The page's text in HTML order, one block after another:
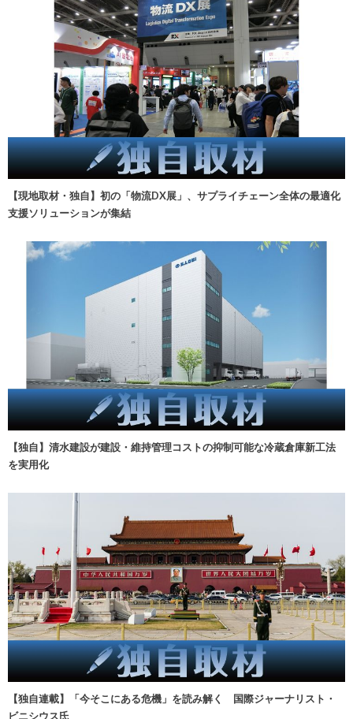
【現地取材・独自】初の「物流DX展」、サプライチェーン全体の最適化
支援ソリューションが集結
【独自】清水建設が建設・維持管理コストの抑制可能な冷蔵倉庫新工法
を実用化
【独自連載】「今そこにある危機」を読み解く 国際ジャーナリスト・
ビニシウス氏